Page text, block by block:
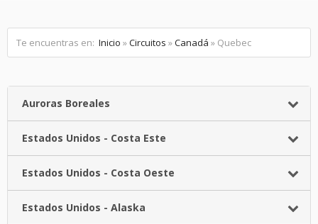
Te encuentras en: Inicio »Circuitos »Canadá » Quebec
Auroras Boreales
Estados Unidos - Costa Este
Estados Unidos - Costa Oeste
Estados Unidos - Alaska